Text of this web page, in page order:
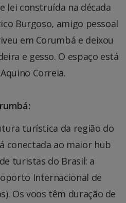
lei construída na década
Burgoso, amigo pessoal
em Corumbá e deixou
e gesso. O espaço está
Correia.
turística da região do
conectada ao maior hub
turistas do Brasil: a
Internacional de
Os voos têm duração de